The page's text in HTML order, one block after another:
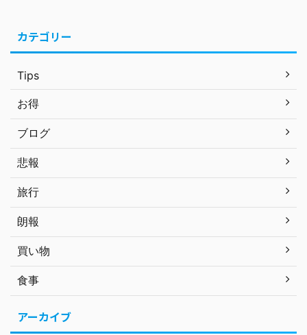
カテゴリー
Tips
お得
ブログ
悲報
旅行
朗報
買い物
食事
アーカイブ